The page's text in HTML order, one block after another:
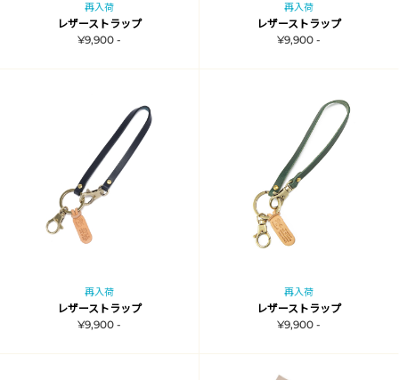
再入荷
レザーストラップ
¥9,900 -
再入荷
レザーストラップ
¥9,900 -
再入荷
レザーストラップ
¥9,900 -
再入荷
レザーストラップ
¥9,900 -